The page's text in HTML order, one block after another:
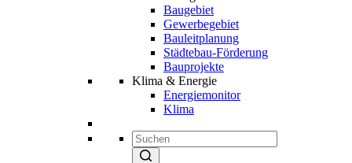
Baugebiet
Gewerbegebiet
Bauleitplanung
Städtebau-Förderung
Bauprojekte
Klima & Energie
Energiemonitor
Klima